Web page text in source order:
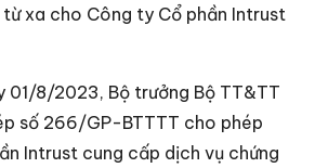
xa cho Công ty Cổ phần Intrust
01/8/2023, Bộ trưởng Bộ TT&TT
số 266/GP-BTTTT cho phép
Intrust cung cấp dịch vụ chứng